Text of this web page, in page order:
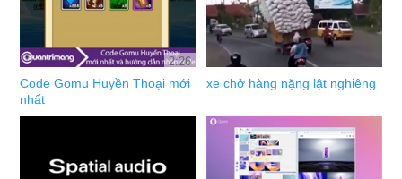
2:26
Code Gomu Huyền Thoại mới
nhất
xe chở hàng nặng lật nghiêng